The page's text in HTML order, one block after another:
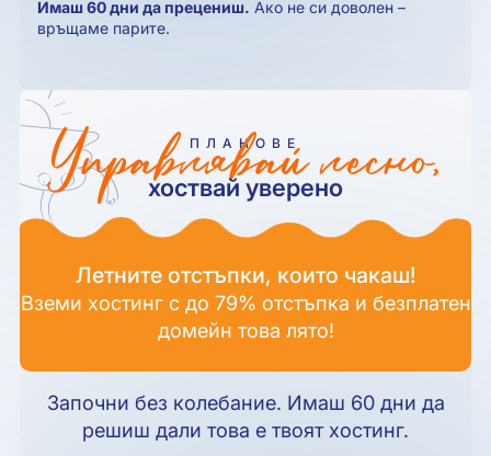
Имаш 60 дни да прецениш. Ако не си доволен –
връщаме парите.
ПЛАНОВЕ
Управлявай лесно,
хоствай уверено
Летните отстъпки, които чакаш!
Вземи хостинг с до 79% отстъпка и безплатен
домейн това лято!
Започни без колебание. Имаш 60 дни да
решиш дали това е твоят хостинг.